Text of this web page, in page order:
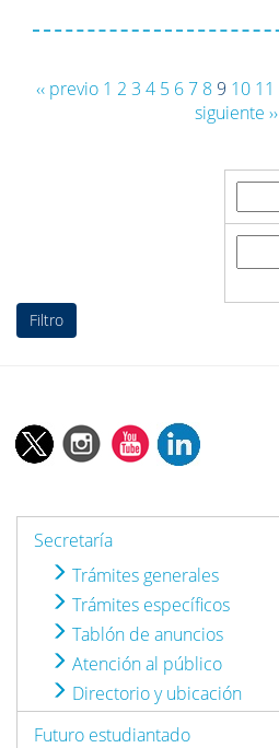
‹‹ previo 1 2 3 4 5 67 8 9 10 11
siguiente ››
Secretaría
Trámites generales
Trámites específicos
Tablón de anuncios
Atención al público
Directorio y ubicación
Futuro estudiantado